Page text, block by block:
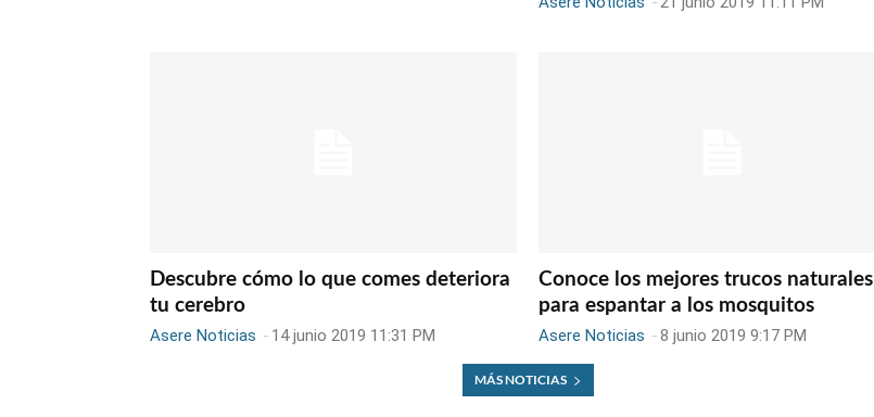
Descubre cómo lo que comes deteriora
tu cerebro
Asere Noticias - 14 junio 2019 11:31 PM
Conoce los mejores trucos naturales
para espantar a los mosquitos
Asere Noticias -8 junio 2019 9:17 PM
MÁS NOTICIAS